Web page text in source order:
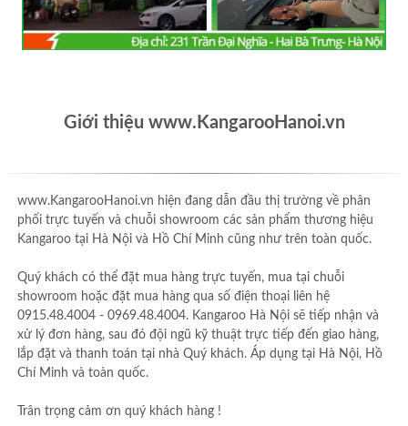
Giới thiệu www.KangarooHanoi.vn
www.KangarooHanoi.vn hiện đang dẫn đầu thị trường về phân
phối trực tuyến và chuỗi showroom các sản phẩm thương hiệu
Kangaroo tại Hà Nội và Hồ Chí Minh cũng như trên toàn quốc.
Quý khách có thể đặt mua hàng trực tuyến, mua tại chuỗi
showroom hoặc đặt mua hàng qua số điện thoại liên hệ
0915.48.4004 - 0969.48.4004. Kangaroo Hà Nội sẽ tiếp nhận và
xử lý đơn hàng, sau đó đội ngũ kỹ thuật trực tiếp đến giao hàng,
lắp đặt và thanh toán tại nhà Quý khách. Áp dụng tại Hà Nội, Hồ
Chí Minh và toàn quốc.
Trân trọng cảm ơn quý khách hàng !